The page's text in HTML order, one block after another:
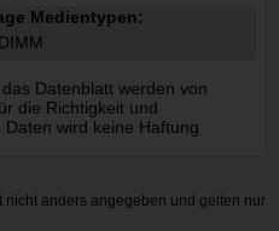
Medientypen:
Datenblatt werden von
die Richtigkeit und
wird keine Haftung
nicht anders angegeben und gelten nur